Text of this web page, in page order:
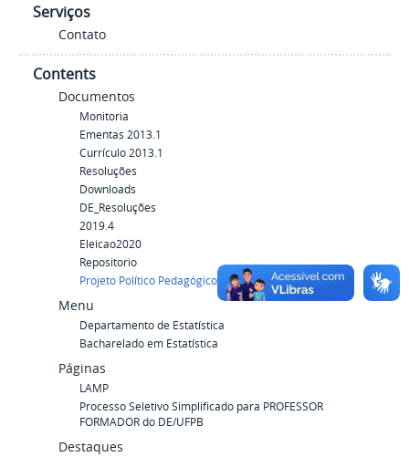
Serviços
Contato
Contents
Documentos
Monitoria
Ementas 2013.1
Currículo 2013.1
Resoluções
Downloads
DE_Resoluções
2019.4
Eleicao2020
Repositorio
Projeto Político Pedagógico
Menu
Departamento de Estatística
Bacharelado em Estatística
Páginas
LAMP
Processo Seletivo Simplificado para PROFESSOR
FORMADOR do DE/UFPB
Destaques